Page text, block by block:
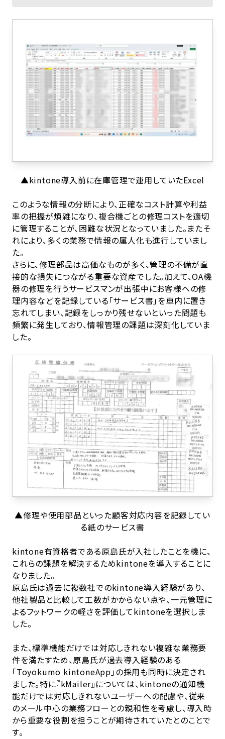
▲kintone導入前に在庫管理で運用していたExcel
このような情報の分断により、正確なコスト計算や利益
率の把握が煩雑になり、複合機ごとの修理コストを適切
に管理することが、困難な状況となっていました。またそ
れにより、多くの業務で情報の属人化も進行していまし
た。
さらに、修理部品は高価なものが多く、管理の不備が直
接的な損失につながる重要な資産でした。加えて、OA機
器の修理を行うサービスマンが出張中にお客様への修
理内容などを記録している「サービス書」を車内に置き
忘れてしまい、記録をしっかり残せないといった問題も
頻繁に発生しており、情報管理の課題は深刻化していま
した。
▲修理や使用部品といった顧客対応内容を記録してい
る紙のサービス書
kintone有資格者である原島氏が入社したことを機に、
これらの課題を解決するためkintoneを導入することに
なりました。
原島氏は過去に複数社でのkintone導入経験があり、
他社製品と比較して工数がかからない点や、一元管理に
よるフットワークの軽さを評価してkintoneを選択しま
した。
また、標準機能だけでは対応しきれない複雑な業務要
件を満たすため、原島氏が過去導入経験のある
「Toyokumo kintoneApp」の採用も同時に決定され
ました。特に『kMailer』については、kintoneの通知機
能だけでは対応しきれないユーザーへの配慮や、従来
のメール中心の業務フローとの親和性を考慮し、導入時
から重要な役割を担うことが期待されていたとのことで
す。